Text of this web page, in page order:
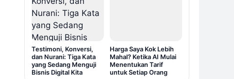
Testimoni, Konversi,
dan Nurani: Tiga Kata
yang Sedang Menguji
Bisnis Digital Kita
Harga Saya Kok Lebih
Mahal? Ketika AI Mulai
Menentukan Tarif
untuk Setiap Orang